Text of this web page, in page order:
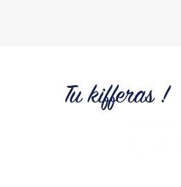
Tu kifferas !